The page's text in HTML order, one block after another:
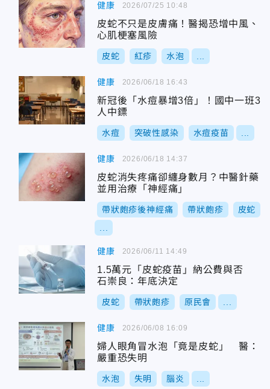
健康
皮蛇不只是皮膚痛！醫揭恐增中風、
心肌梗塞風險
皮蛇 紅疹 水泡
2026/07/25 10:48
健康
新冠後「水痘暴增3倍」！國中一班3
人中鏢
水痘 突破性感染 水痘疫苗
2026/06/18 16:43
健康
皮蛇消失疼痛卻纏身數月？中醫針藥
並用治療「神經痛」
帶狀皰疹後神經痛 帶狀皰疹 皮蛇
2026/06/18 14:37
健康
1.5萬元「皮蛇疫苗」納公費與否
石崇良：年底決定
皮蛇 帶狀皰疹 原民會
2026/06/11 14:49
健康
婦人眼角冒水泡「竟是皮蛇」 醫：
嚴重恐失明
水泡 失明 腦炎
2026/06/08 16:09